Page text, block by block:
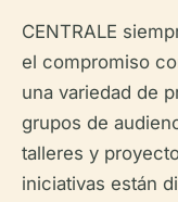
CENTRALE
el compromiso
una variedad de
grupos de
talleres y
iniciativas están